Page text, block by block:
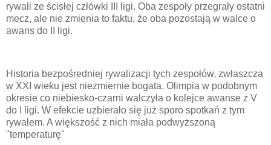
rywali ze ścisłej człówki III ligi. Oba zespoły przegrały ostatni
mecz, ale nie zmienia to faktu, że oba pozostają w walce o
awans do II ligi.
Historia bezpośredniej rywalizacji tych zespołów, zwłaszcza
w XXI wieku jest niezmiernie bogata. Olimpia w podobnym
okresie co niebiesko-czarni walczyła o kolejce awanse z V
do I ligi. W efekcie uzbierało się już sporo spotkań z tym
rywalem. A większość z nich miała podwyższoną
"temperaturę"